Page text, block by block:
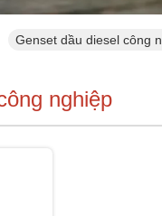
Genset dầu diesel công
nghiệp